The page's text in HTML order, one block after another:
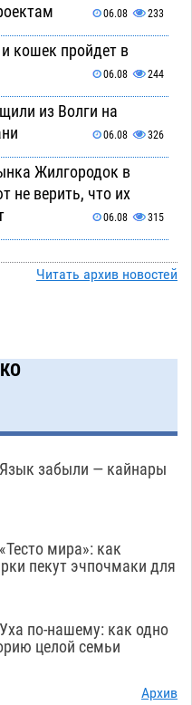
06.08 233
кошек пройдет в
06.08 244
из Волги на
06.08 326
Жилгородок в
не верить, что их
06.08 315
Банка России
06.08 230
городские
полив
после пожара в
с крупной победы
Спартакиаде
изрешетила
06.08
Читать архив новостей
забыли — кайнары
мира»: как
пекут эчпочмаки для
по-нашему: как одно
целой семьи
Архив